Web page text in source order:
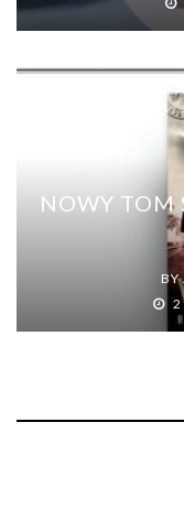
NOWY TOM
BY